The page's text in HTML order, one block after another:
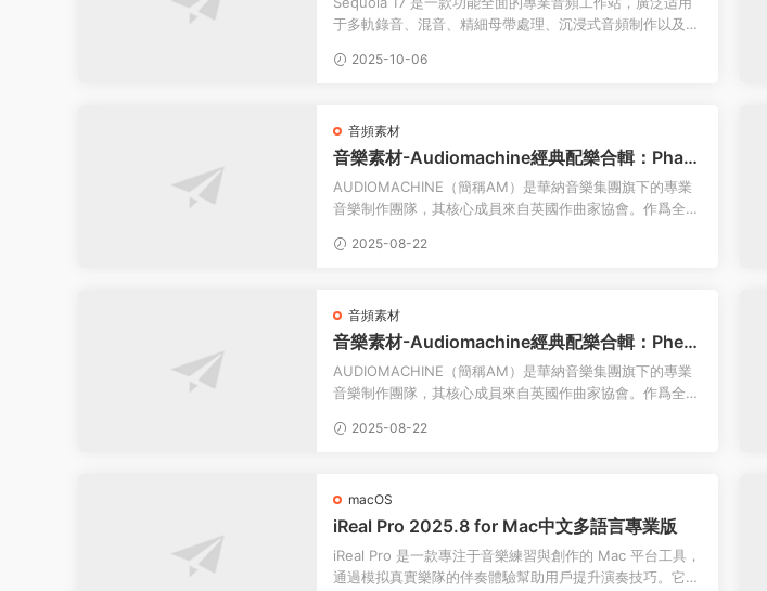
于多軌錄音、混音、精細母帶處理、沉浸式音頻制作以及廣
2025-10-06
音頻素材
音樂素材-Audiomachine經典配樂合輯：Phant
asm
AUDIOMACHINE（簡稱AM）是華納音樂集團旗下的專業
音樂制作團隊，其核心成員來自英國作曲家協會。作爲全球
2025-08-22
音頻素材
音樂素材-Audiomachine經典配樂合輯：Phen
omena
AUDIOMACHINE（簡稱AM）是華納音樂集團旗下的專業
音樂制作團隊，其核心成員來自英國作曲家協會。作爲全球
2025-08-22
macOS
iReal Pro 2025.8 for Mac中文多語言專業版
iReal Pro 是一款專注于音樂練習與創作的 Mac 平台工具，
通過模拟真實樂隊的伴奏體驗幫助用戶提升演奏技巧。它提